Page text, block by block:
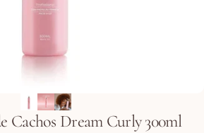
Cachos Dream Curly 300ml